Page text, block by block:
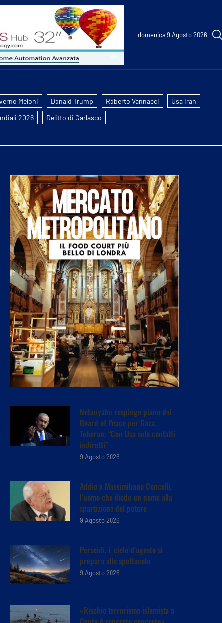
domenica 9 Agosto 2026
Meloni Donald Trump Roberto Vannacci
Usa Iran
2026
Delitto di Garlasco
Netanyahu respinge piano del
Board of Peace per Gaza.
Teheran: “Con Usa solo contatti
indiretti”
9 Agosto 2026
Addio a Massimiliano Cencelli,
l’uomo che diede un nome alla
spartizione del potere
9 Agosto 2026
Perseidi, il cielo d’agosto si
prepara allo spettacolo
9 Agosto 2026
«Rischio terrorismo islamista a